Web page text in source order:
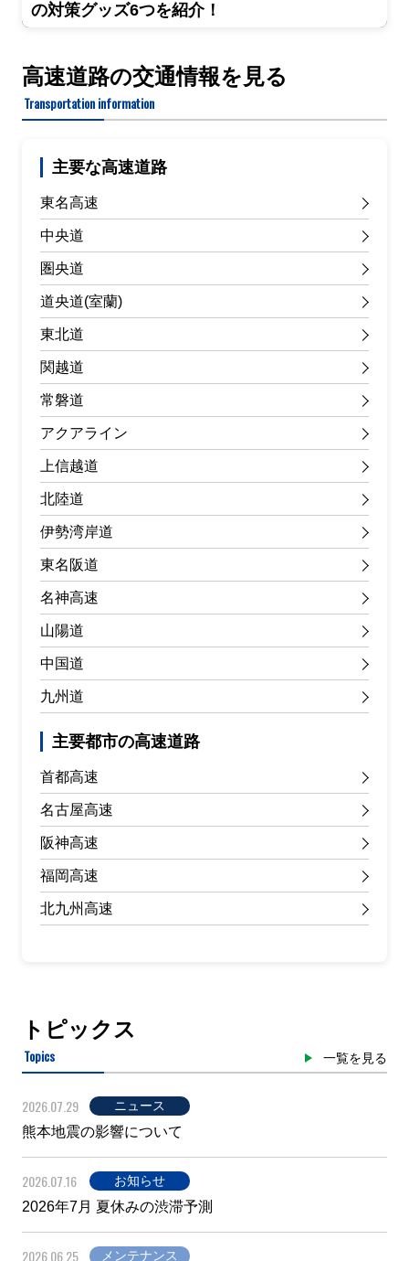
の対策グッズ6つを紹介！
高速道路の交通情報を見る
Transportation information
主要な高速道路
東名高速
中央道
圏央道
道央道(室蘭)
東北道
関越道
常磐道
アクアライン
上信越道
北陸道
伊勢湾岸道
東名阪道
名神高速
山陽道
中国道
九州道
主要都市の高速道路
首都高速
名古屋高速
阪神高速
福岡高速
北九州高速
トピックス
Topics 一覧を見る
2026.07.29 ニュース
熊本地震の影響について
2026.07.16 お知らせ
2026年7月 夏休みの渋滞予測
2026.06.25 メンテナンス